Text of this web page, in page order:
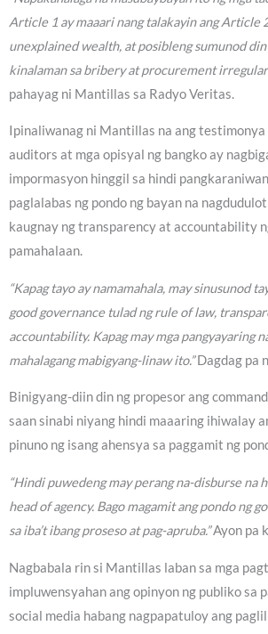
Article 1 ay maaari nang talakayin ang Article
unexplained wealth, at posibleng sumunod
kinalaman sa bribery at procurement
pahayag ni Mantillas sa Radyo Veritas.
Ipinaliwanag ni Mantillas na ang testimonya
auditors at mga opisyal ng bangko ay
impormasyon hinggil sa hindi
paglalabas ng pondo ng bayan na
kaugnay ng transparency at accountability
pamahalaan.
“Kapag tayo ay namamahala, may sinusunod
good governance tulad ng rule of law,
accountability. Kapag may mga pangyayaring
mahalagang mabigyang-linaw ito.”Dagdag pa
Binigyang-diin din ng propesor ang
saan sinabi niyang hindi maaaring ihiwalay
pinuno ng isang ahensya sa paggamit ng
“Hindi puwedeng may perang na-disburse na
head of agency. Bago magamit ang pondo ng
sa iba’t ibang proseso at pag-apruba.”Ayon pa
Nagbabala rin si Mantillas laban sa mga
impluwensyahan ang opinyon ng publiko sa
social media habang nagpapatuloy ang